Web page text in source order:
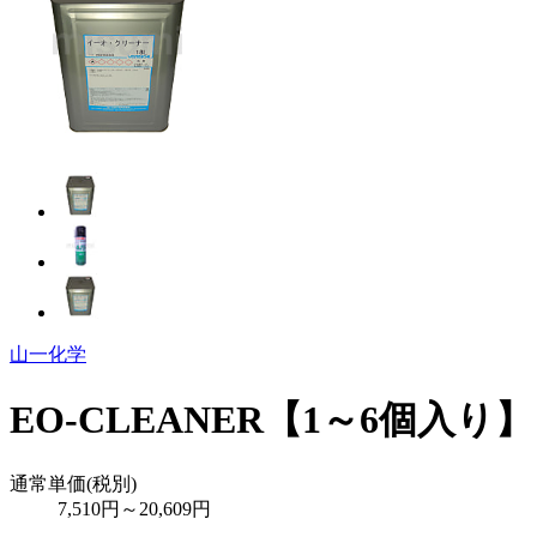
山一化学
EO-CLEANER【1～6個入り】
通常単価(税別)
7,510円 ～ 20,609円